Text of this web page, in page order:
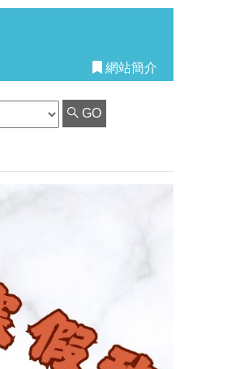
網站簡介
GO